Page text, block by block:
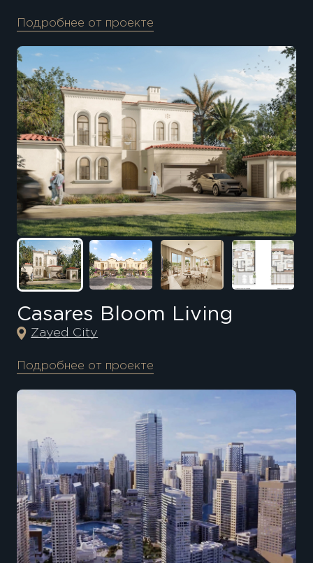
Подробнее от проекте
Casares Bloom Living
Zayed City
Подробнее от проекте